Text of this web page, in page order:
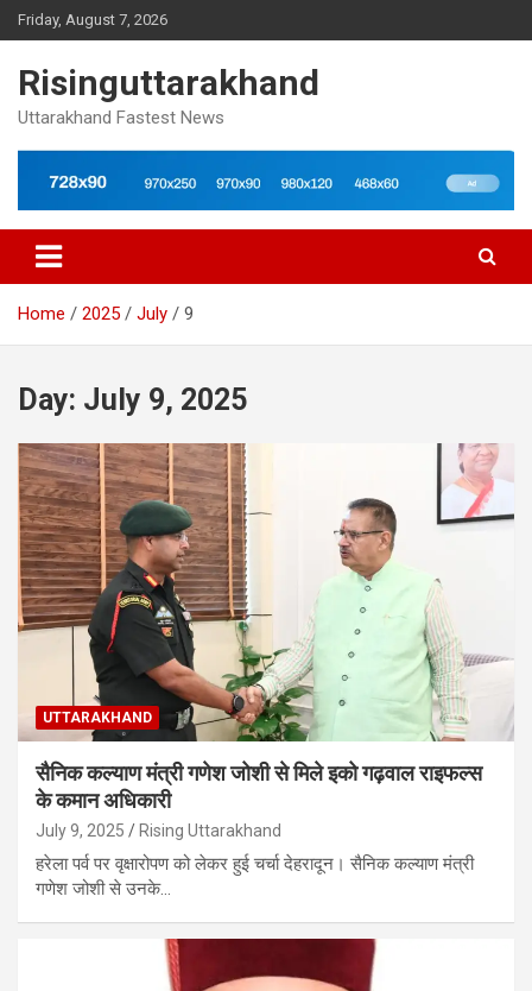
Skip
to
Friday, August 7, 2026
Risinguttarakhand
Uttarakhand Fastest News
Home 2025 July 9
Day: July 9, 2025
UTTARAKHAND
सैनिक कल्याण मंत्री गणेश जोशी से मिले इको गढ़वाल राइफल्स
के कमान अधिकारी
July 9, 2025 Rising Uttarakhand
हरेला पर्व पर वृक्षारोपण को लेकर हुई चर्चा देहरादून। सैनिक कल्याण मंत्री
गणेश जोशी से उनके…